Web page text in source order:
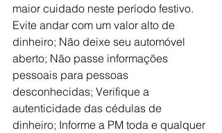
maior cuidado neste período festivo.
Evite andar com um valor alto de
dinheiro; Não deixe seu automóvel
aberto; Não passe informações
pessoais para pessoas
desconhecidas; Verifique a
autenticidade das cédulas de
dinheiro; Informe a PM toda e qualquer